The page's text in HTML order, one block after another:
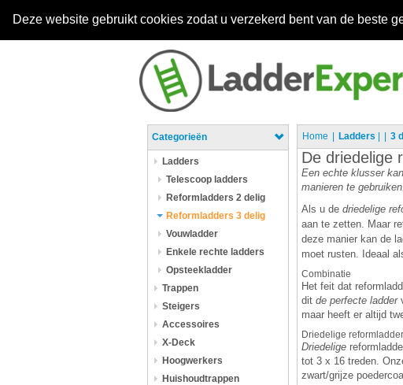
Deze website gebruikt cookies zodat u verzekerd bent van de beste
Categorieën
Ladders
Telescoop ladders
Reformladders 2 delig
Reformladders 3 delig
Vouwladder
Enkele rechte ladders
Opsteekladder
Trappen
Steigers
Accessoires
X-Deck
Hoogwerkers
Huishoudtrappen
Home Ladders 3
De driedelige
Een echte klusser
manieren te
Als u de driedelige
aan te zetten. Maar
deze manier kan de
moet rusten. Ideaal
Combinatie
Het feit dat
dit de perfecte ladder
maar heeft er altijd
Driedelige
Driedelige
tot 3 x 16 treden.
zwart/grijze